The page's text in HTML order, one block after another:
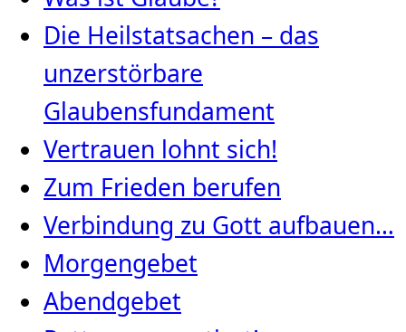
Die Heilstatsachen – das
unzerstörbare
Glaubensfundament
Vertrauen lohnt sich!
Zum Frieden berufen
Verbindung zu Gott aufbauen…
Morgengebet
Abendgebet